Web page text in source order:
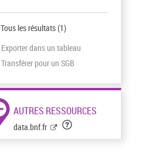
Tous les résultats(1)
Exporter dans un tableau
Transférer pour un SGB
AUTRES RESSOURCES
data.bnf.fr